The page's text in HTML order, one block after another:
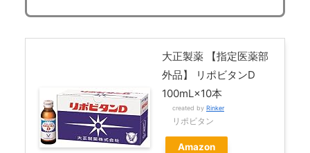
大正製薬 【指定医薬部
外品】 リポビタンD
100mL×10本
created by Rinker
リポビタン
Amazon